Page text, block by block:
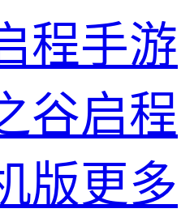
程手游
谷启程
版更多